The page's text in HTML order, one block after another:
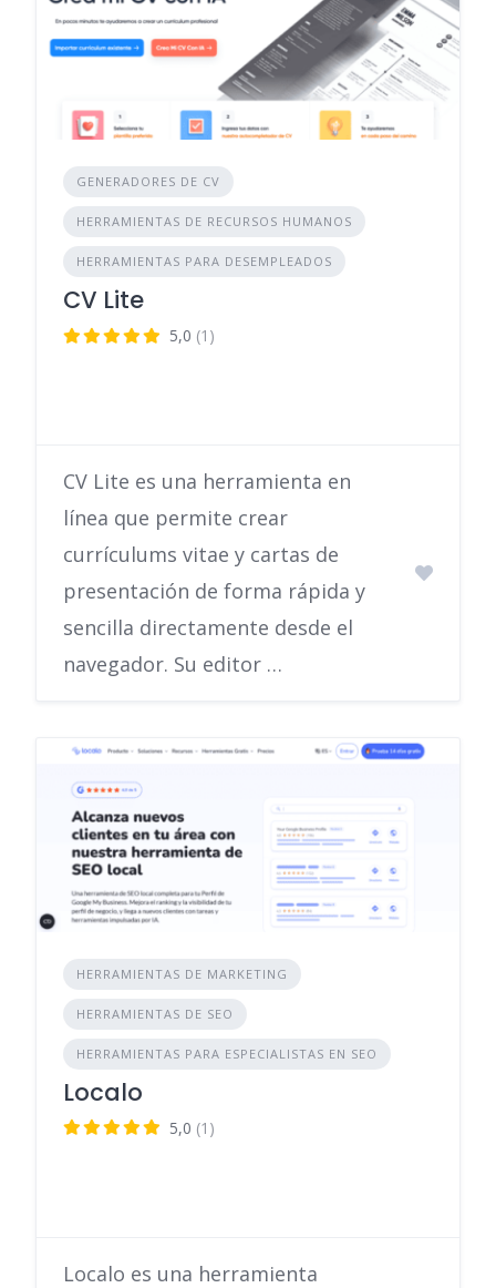
GENERADORES DE CV
HERRAMIENTAS DE RECURSOS HUMANOS
HERRAMIENTAS PARA DESEMPLEADOS
CV Lite
5,0 (1)
CV Lite es una herramienta en
línea que permite crear
currículums vitae y cartas de
presentación de forma rápida y
sencilla directamente desde el
navegador. Su editor …
HERRAMIENTAS DE MARKETING
HERRAMIENTAS DE SEO
HERRAMIENTAS PARA ESPECIALISTAS EN SEO
Localo
5,0 (1)
Localo es una herramienta